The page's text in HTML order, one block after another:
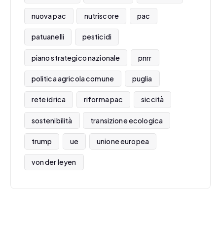
nuova pac nutriscore pac
patuanelli pesticidi
piano strategico nazionale pnrr
politica agricola comune puglia
rete idrica riforma pac siccità
sostenibilità transizione ecologica
trump ue unione europea
von der leyen